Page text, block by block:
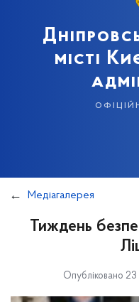
місті
Медіагалерея
Тиждень
Опубліковано